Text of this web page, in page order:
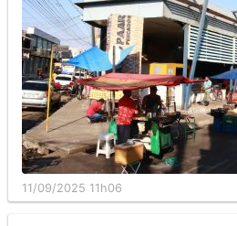
11/09/2025 11h06